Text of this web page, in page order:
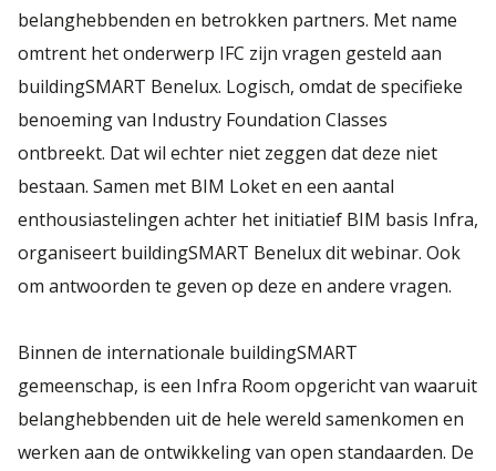
belanghebbenden en betrokken partners. Met name
omtrent het onderwerp IFC zijn vragen gesteld aan
buildingSMART Benelux. Logisch, omdat de specifieke
benoeming van Industry Foundation Classes
ontbreekt. Dat wil echter niet zeggen dat deze niet
bestaan. Samen met BIM Loket en een aantal
enthousiastelingen achter het initiatief BIM basis Infra,
organiseert buildingSMART Benelux dit webinar. Ook
om antwoorden te geven op deze en andere vragen.
Binnen de internationale buildingSMART
gemeenschap, is een Infra Room opgericht van waaruit
belanghebbenden uit de hele wereld samenkomen en
werken aan de ontwikkeling van open standaarden. De